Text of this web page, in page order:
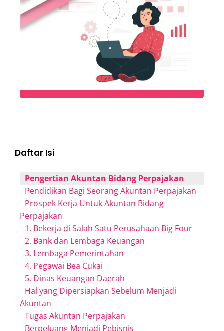
Daftar Isi
Pengertian Akuntan Bidang Perpajakan
Pendidikan Bagi Seorang Akuntan Perpajakan
Prospek Kerja Untuk Akuntan Bidang
Perpajakan
1. Bekerja di Salah Satu Perusahaan Big Four
2. Bank dan Lembaga Keuangan
3. Lembaga Pemerintahan
4. Pegawai Bea Cukai
5. Dinas Keuangan Daerah
Hal yang Dipersiapkan Sebelum Menjadi
Akuntan
Tugas Akuntan Perpajakan
Berpeluang Menjadi Pebisnis